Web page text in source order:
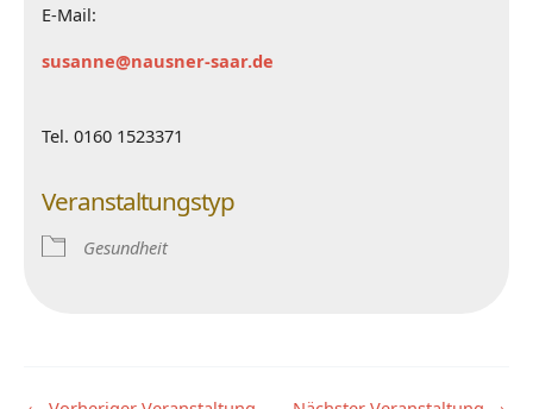
E-Mail:
susanne@nausner-saar.de
Tel. 0160 1523371
Veranstaltungstyp
Gesundheit